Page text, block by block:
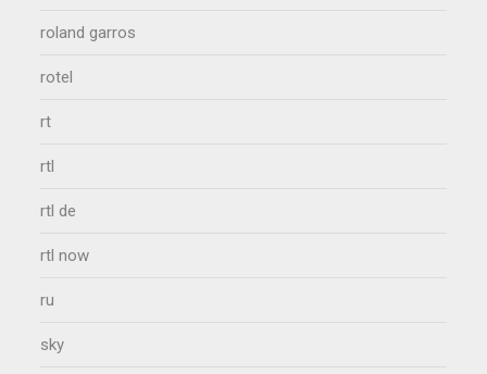
roland garros
rotel
rt
rtl
rtl de
rtl now
ru
sky